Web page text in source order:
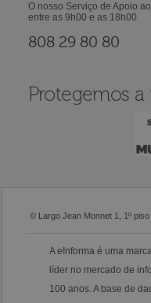
O nosso Serviço de Apoio
entre as 9h00 e as 18h00
808 29 80 80
Protegemos
© Largo Jean Monnet 1, 1º
A eInforma é uma
líder no mercado de
100 anos. A base de